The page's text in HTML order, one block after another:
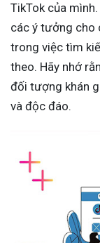
TikTok của
các ý tưởng cho
trong việc tìm
theo. Hãy nhớ
đối tượng khán
và độc đáo.